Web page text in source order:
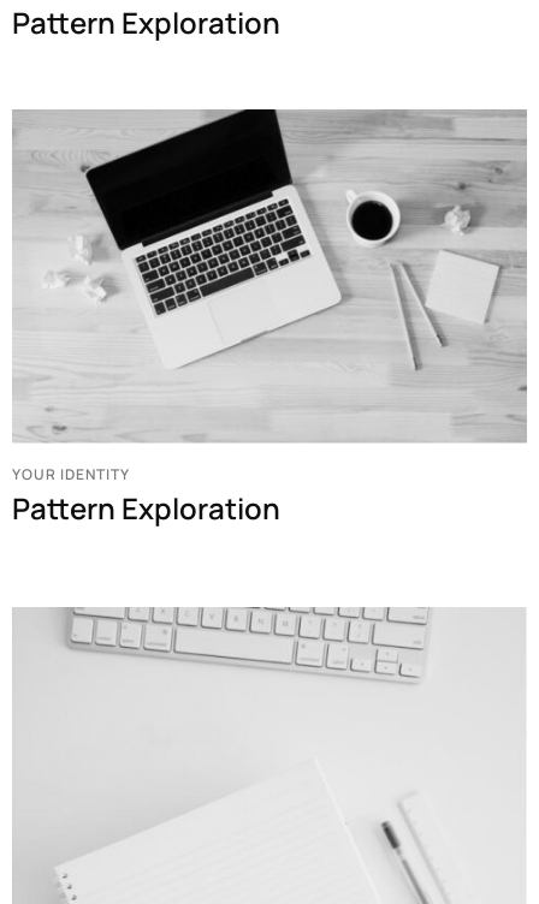
Pattern Exploration
YOUR IDENTITY
Pattern Exploration